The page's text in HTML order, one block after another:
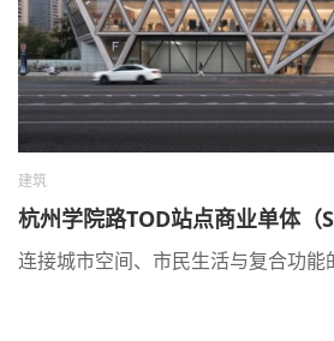
建筑
杭州学院路TOD站点商业单体（
连接城市空间、市民生活与复合功能